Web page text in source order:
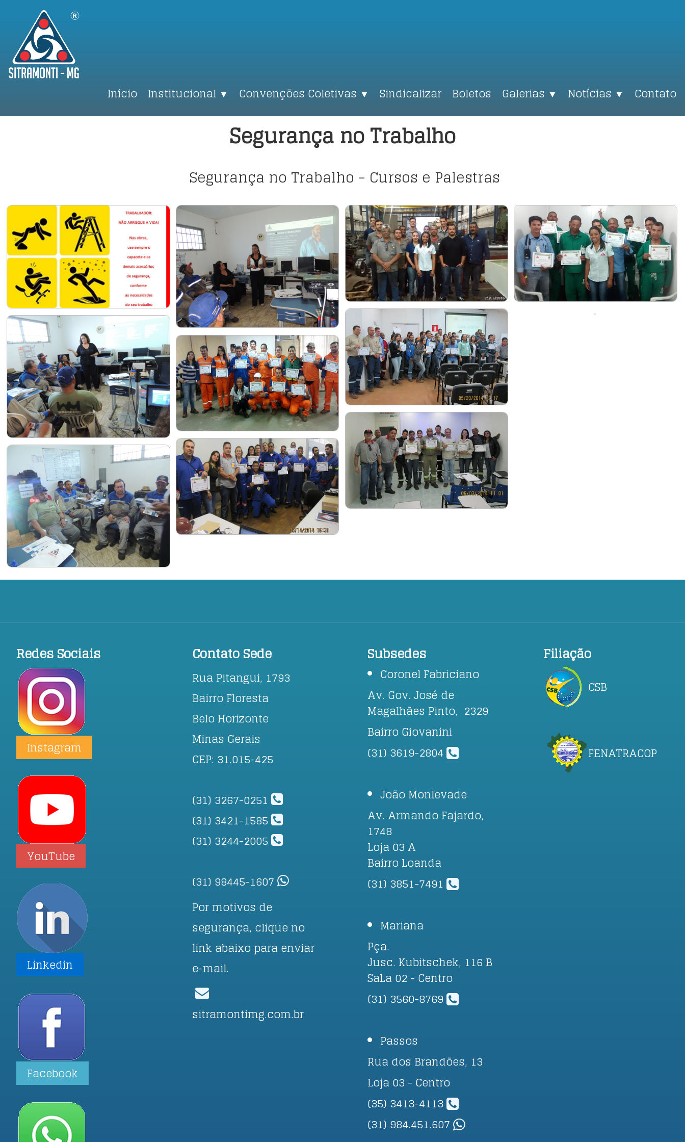
Início Institucional ▼ Convenções Coletivas ▼ Sindicalizar Boletos Galerias ▼ Notícias ▼ Contato
Segurança no Trabalho
Segurança no Trabalho - Cursos e Palestras
Redes Sociais
Instagram
YouTube
Linkedin
Facebook
Contato Sede
Rua Pitangui, 1793
Bairro Floresta
Belo Horizonte
Minas Gerais
CEP: 31.015-425
(31) 3267-0251
(31) 3421-1585
(31) 3244-2005
(31) 98445-1607
Por motivos de
segurança, clique no
link abaixo para enviar
e-mail.
sitramontimg.com.br
Subsedes
Coronel Fabriciano
Av. Gov. José de
Magalhães Pinto, 2329
Bairro Giovanini
(31) 3619-2804
João Monlevade
Av. Armando Fajardo,
1748
Loja 03 A
Bairro Loanda
(31) 3851-7491
Mariana
Pça.
Jusc. Kubitschek, 116 B
SaLa 02 - Centro
(31) 3560-8769
Passos
Rua dos Brandões, 13
Loja 03 - Centro
(35) 3413-4113
(31) 984.451.607
Filiação
CSB
FENATRACOP